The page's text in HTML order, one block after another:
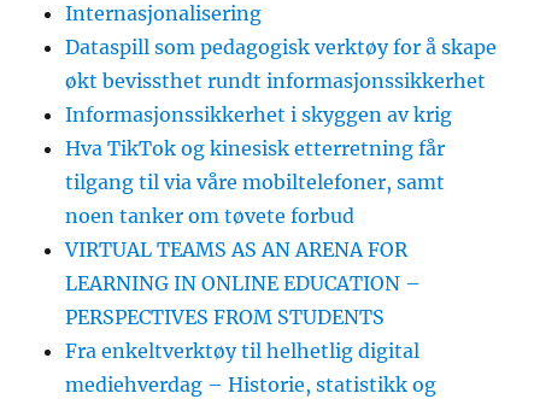
Internasjonalisering
Dataspill som pedagogisk verktøy for å skape
økt bevissthet rundt informasjonssikkerhet
Informasjonssikkerhet i skyggen av krig
Hva TikTok og kinesisk etterretning får
tilgang til via våre mobiltelefoner, samt
noen tanker om tøvete forbud
VIRTUAL TEAMS AS AN ARENA FOR
LEARNING IN ONLINE EDUCATION –
PERSPECTIVES FROM STUDENTS
Fra enkeltverktøy til helhetlig digital
mediehverdag – Historie, statistikk og